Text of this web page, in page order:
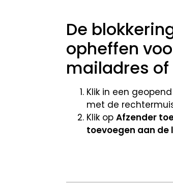
De
opheffen
mailadres
Klik in een
met de
Klik op Afzender
toevoegen aan de